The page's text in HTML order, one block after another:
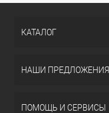
КАТАЛОГ
НАШИ ПРЕДЛОЖЕНИЯ
ПОМОЩЬ И СЕРВИСЫ